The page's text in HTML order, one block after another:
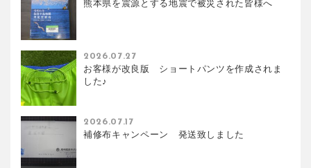
熊本県を震源とする地震で被災された皆様へ
お客様が改良版 ショートパンツを作成されま
した♪
2026.07.27
補修布キャンペーン 発送致しました
2026.07.17